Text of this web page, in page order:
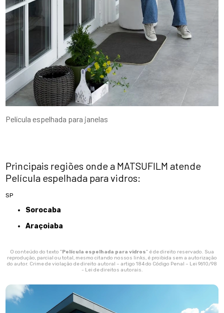
Película espelhada para janelas
Principais regiões onde a MATSUFILM atende
Película espelhada para vidros:
SP
Sorocaba
Araçoiaba
O conteúdo do texto "Película espelhada para vidros" é de direito reservado. Sua
reprodução, parcial ou total, mesmo citando nossos links, é proibida sem a autorização
do autor. Crime de violação de direito autoral – artigo 184 do Código Penal – Lei 9610/98
- Lei de direitos autorais.